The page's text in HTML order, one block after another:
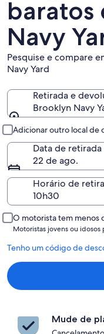
baratos
Navy
Pesquise e compare
Navy Yard
Retirada e
Brooklyn Navy
Adicionar outro local de
Data de retirada
22 de ago.
O motorista tem menos
Motoristas jovens ou
Tenho um código de
Mude de